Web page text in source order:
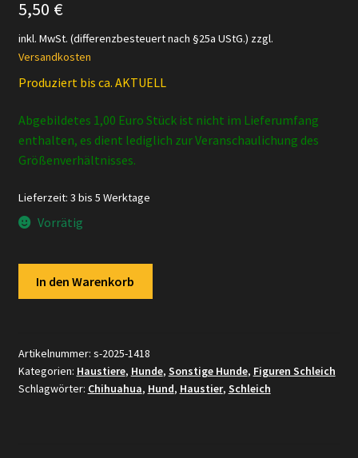
5,50 €
inkl. MwSt. (differenzbesteuert nach §25a UStG.) zzgl.
Versandkosten
Produziert bis ca. AKTUELL
Abgebildetes 1,00 Euro Stück ist nicht im Lieferumfang
enthalten, es dient lediglich zur Veranschaulichung des
Größenverhältnisses.
Lieferzeit: 3 bis 5 Werktage
Vorrätig
Set
42437
Menge
In den Warenkorb
Artikelnummer: s-2025-1418
Kategorien: Haustiere, Hunde, Sonstige Hunde, Figuren Schleich
Schlagwörter: Chihuahua, Hund, Haustier, Schleich